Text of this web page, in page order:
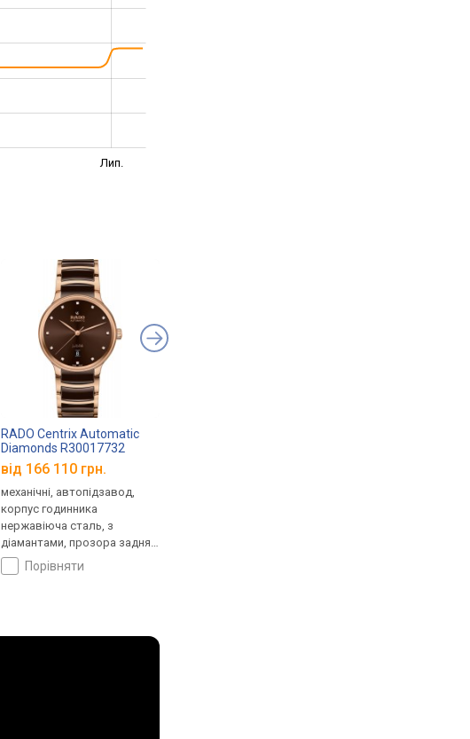
Лип.
RADO Centrix Automatic
Diamonds R30017732
від 166 110 грн.
механічні, автопідзавод,
корпус годинника
нержавіюча сталь, з
діамантами, прозора задня
кришка, ремінець: браслет
сталь, WR 30, Швейцарія
порівняти